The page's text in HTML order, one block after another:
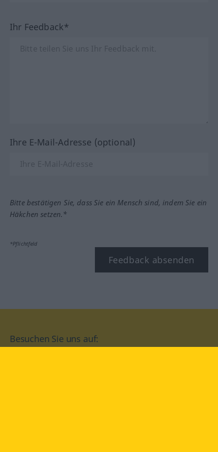
Ihr Feedback*
Ihre E-Mail-Adresse (optional)
Bitte bestätigen Sie, dass Sie ein Mensch sind, indem Sie ein
Häkchen setzen.*
*Pflichtfeld
Feedback absenden
Besuchen Sie uns auf: